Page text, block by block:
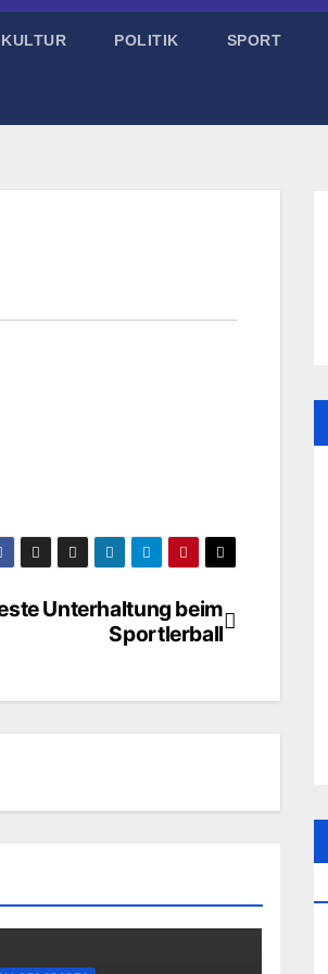
KULTUR POLITIK SPORT
Unterhaltung beim
Sportlerball